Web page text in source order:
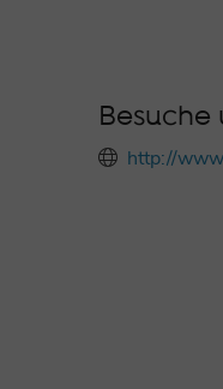
Besuche
http://